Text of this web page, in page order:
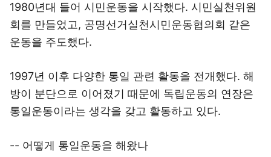
1980년대 들어 시민운동을 시작했다. 시민실천위원
회를 만들었고, 공명선거실천시민운동협의회 같은
운동을 주도했다.
1997년 이후 다양한 통일 관련 활동을 전개했다. 해
방이 분단으로 이어졌기 때문에 독립운동의 연장은
통일운동이라는 생각을 갖고 활동하고 있다.
-- 어떻게 통일운동을 해왔나